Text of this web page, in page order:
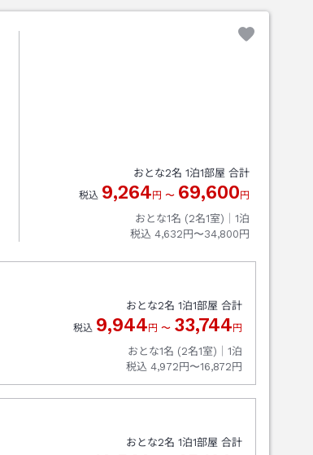
おとな2名 1泊1部屋 合計
税込 9,264 円 〜 69,600 円
おとな1名 (2名1室)｜ 1泊
税込 4,632円〜34,800円
おとな2名 1泊1部屋 合計
税込 9,944 円 〜 33,744 円
おとな1名 (2名1室)｜ 1泊
税込 4,972円〜16,872円
おとな2名 1泊1部屋 合計